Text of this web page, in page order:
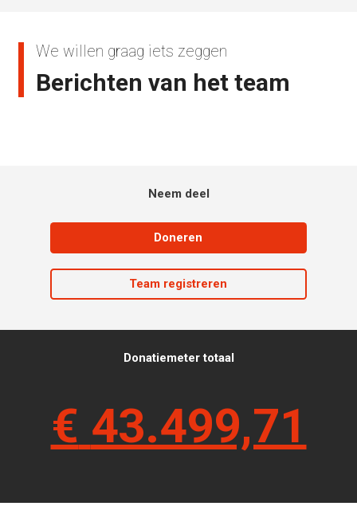
We willen graag iets zeggen
Berichten van het team
Neem deel
Doneren
Team registreren
Donatiemeter totaal
€ 43.499,71